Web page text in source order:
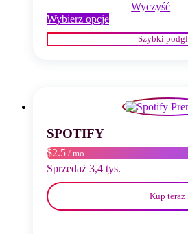
Wyczyść
Wybierz opcjeTen
produkt
ma
wybrać
Szybki
SPOTIFY
$2.5 / mo
Sprzedaż 3,4 tys.
Kup teraz